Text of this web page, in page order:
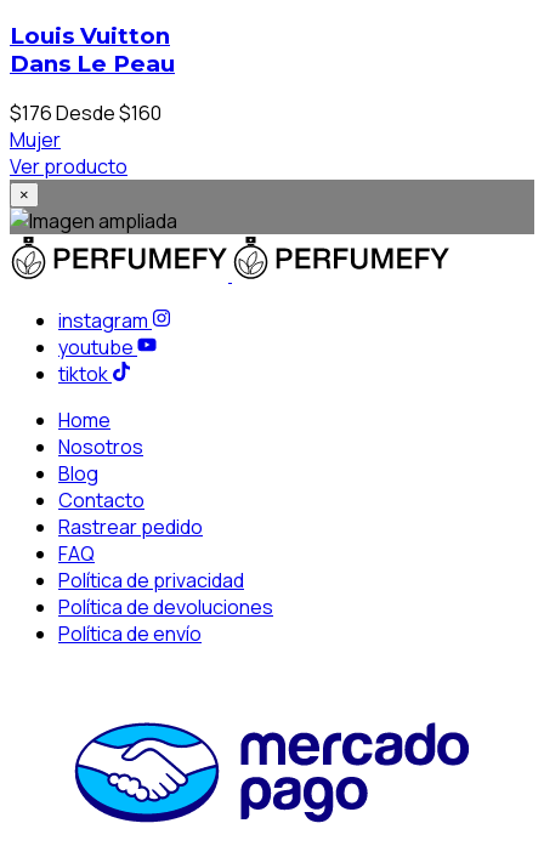
Louis Vuitton
Dans Le Peau
$176Desde $160
Mujer
Ver producto
×
instagram
youtube
tiktok
Home
Nosotros
Blog
Contacto
Rastrear pedido
FAQ
Política de privacidad
Política de devoluciones
Política de envío